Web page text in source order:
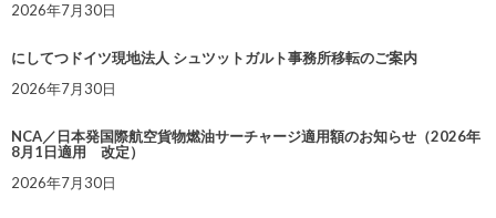
2026年7月30日
にしてつドイツ現地法人 シュツットガルト事務所移転のご案内
2026年7月30日
NCA／日本発国際航空貨物燃油サーチャージ適用額のお知らせ（2026年
8月1日適用 改定）
2026年7月30日